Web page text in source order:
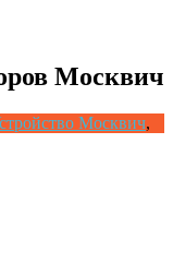
Москвич
Москвич,